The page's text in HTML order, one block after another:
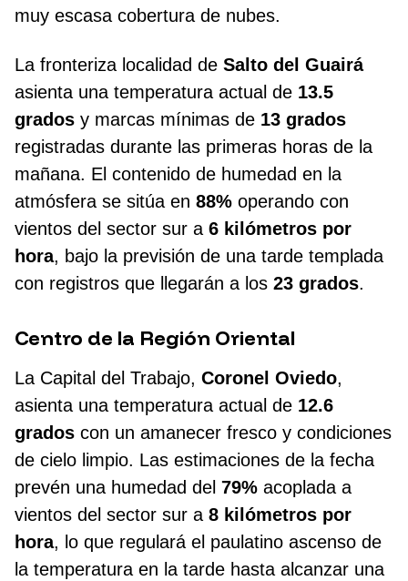
muy escasa cobertura de nubes.
La fronteriza localidad de Salto del Guairá
asienta una temperatura actual de 13.5
grados y marcas mínimas de 13 grados
registradas durante las primeras horas de la
mañana. El contenido de humedad en la
atmósfera se sitúa en 88% operando con
vientos del sector sur a 6 kilómetros por
hora, bajo la previsión de una tarde templada
con registros que llegarán a los 23 grados.
Centro de la Región Oriental
La Capital del Trabajo, Coronel Oviedo,
asienta una temperatura actual de 12.6
grados con un amanecer fresco y condiciones
de cielo limpio. Las estimaciones de la fecha
prevén una humedad del 79% acoplada a
vientos del sector sur a 8 kilómetros por
hora, lo que regulará el paulatino ascenso de
la temperatura en la tarde hasta alcanzar una